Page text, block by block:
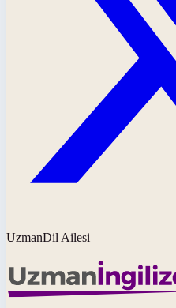
UzmanDil Ailesi